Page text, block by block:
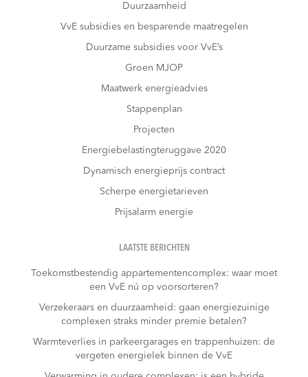
Duurzaamheid
VvE subsidies en besparende maatregelen
Duurzame subsidies voor VvE’s
Groen MJOP
Maatwerk energieadvies
Stappenplan
Projecten
Energiebelastingteruggave 2020
Dynamisch energieprijs contract
Scherpe energietarieven
Prijsalarm energie
LAATSTE BERICHTEN
Toekomstbestendig appartementencomplex: waar moet
een VvE nú op voorsorteren?
Verzekeraars en duurzaamheid: gaan energiezuinige
complexen straks minder premie betalen?
Warmteverlies in parkeergarages en trappenhuizen: de
vergeten energielek binnen de VvE